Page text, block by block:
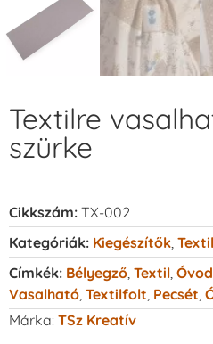
Textilre
szürke
Cikkszám: TX-002
Kategóriák: Kiegészítők
Címkék: Bélyegző Textil
Vasalható Textilfolt Pecsét
Márka: TSz Kreatív